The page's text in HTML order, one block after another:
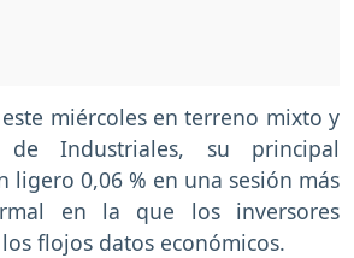
miércoles en terreno mixto y
Industriales, su principal
ligero 0,06 % en una sesión más
en la que los inversores
flojos datos económicos.